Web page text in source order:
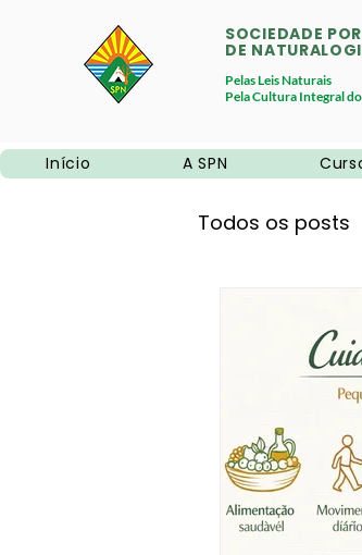
Pelas Leis Naturais
Pela Cultura Integral
SOCIEDADE
DE
Início A SPN
Todos os posts
Educação